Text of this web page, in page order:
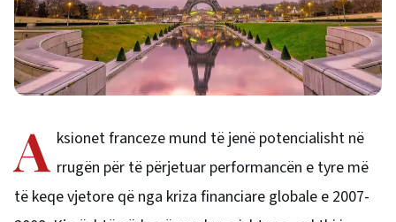
A ksionet franceze mund të jenë potencialisht në
rrugën për të përjetuar performancën e tyre më
të keqe vjetore që nga kriza financiare globale e 2007-